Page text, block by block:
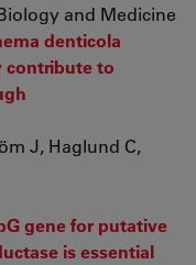
and Medicine
denticola
contribute to
J, Haglund C,
gene for putative
is essential